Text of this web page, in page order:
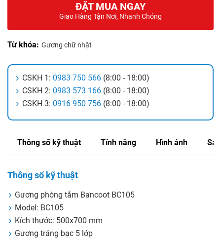
ĐẶT MUA NGAY
Giao Hàng Tận Nơi, Nhanh Chóng
Từ khóa: Gương chữ nhật
CSKH 1: 0983 750 566 (8:00 - 18:00)
CSKH 2: 0983 573 166 (8:00 - 18:00)
CSKH 3: 0916 950 756 (8:00 - 18:00)
Thông số kỹ thuật Tính năng Hình ảnh
Thông số kỹ thuật
Gương phòng tắm Bancoot BC105
Model: BC105
Kích thước: 500x700 mm
Gương tráng bạc 5 lớp